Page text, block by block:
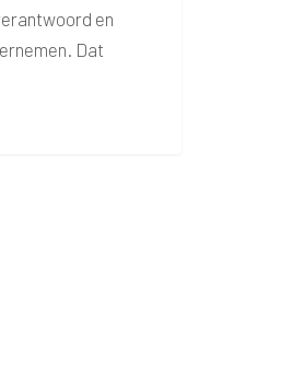
en
Dat